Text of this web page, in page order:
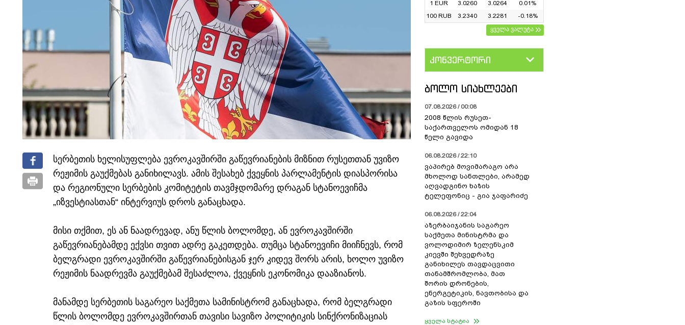
სერბეთის ხელისუფლება ევროკავშირში გაწევრიანების მიზნით რუსეთთან უვიზო
რეჟიმის გაუქმებას განიხილავს. ამის შესახებ ქვეყნის პარლამენტის დიასპორისა
და რეგიონული სერბების კომიტეტის თავმჯდომარე დრაგან სტანოევიჩმა
„იზვესტიასთან“ ინტერვიუს დროს განაცხადა.
მისი თქმით, ეს ან ნაადრევად, ანუ წლის ბოლომდე, ან ევროკავშირში
გაწევრიანებამდე ექვსი თვით ადრე გაკეთდება. თუმცა სტანოევიჩი მიიჩნევს, რომ
ბელგრადი ევროკავშირში გაწევრიანებისგან ჯერ კიდევ შორს არის, ხოლო უვიზო
რეჟიმის ნაადრევმა გაუქმებამ შესაძლოა, ქვეყნის ეკონომიკა დააზიანოს.
მანამდე სერბეთის საგარეო საქმეთა სამინისტრომ განაცხადა, რომ ბელგრადი
წლის ბოლომდე ევროკავშირთან თავისი სავიზო პოლიტიკის სინქრონიზაციას
1 EUR
3.0260 3.0264
0.01%
100 RUB
3.2340 3.2281
-0.18%
ყველა ვალუტა
კონვერტორი
ᲑᲝᲚᲝ ᲡᲘᲐᲮᲚᲔᲔᲑᲘ
07.08.2026 / 00:08
2008 წლის რუსეთ-
საქართველოს ომიდან 18
წელი გავიდა
06.08.2026 / 22:10
ვაპირებ მოვიმარაგო არა
მხოლოდ სანთლები, არამედ
აღვადგინო ხაზის
ტელეფონიც - გია ჯაფარიძე
06.08.2026 / 22:04
აზერბაიჯანის საგარეო
საქმეთა მინისტრმა და
ვოლოდიმირ ზელენსკიმ
კიევში შეხვედრაზე
განიხილეს თავდაცვითი
თანამშრომლობა, მათ
შორის დრონების,
ენერგეტიკის, ნავთობისა და
გაზის სფეროში
ყველა სტატია